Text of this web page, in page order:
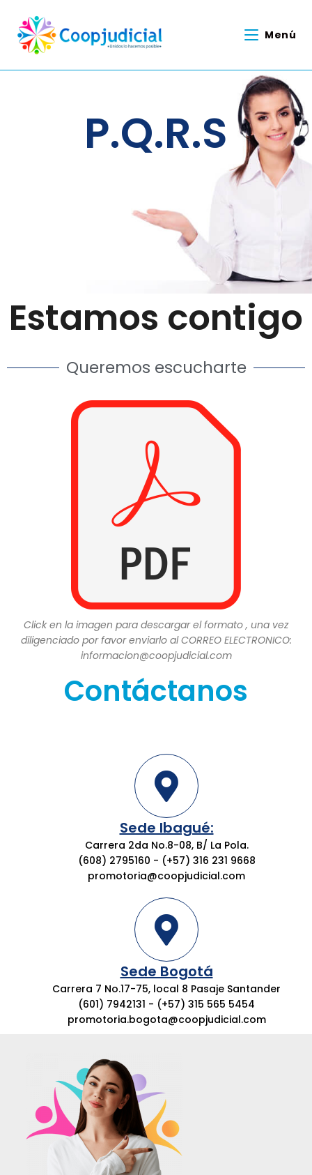
Menú
P.Q.R.S
Estamos contigo
Queremos escucharte
Click en la imagen para descargar el formato , una vez
diligenciado por favor enviarlo al CORREO ELECTRONICO:
informacion@coopjudicial.com
Contáctanos
Sede Ibagué:
Carrera 2da No.8-08, B/ La Pola.
(608) 2795160 - (+57) 316 231 9668
promotoria@coopjudicial.com
Sede Bogotá
Carrera 7 No.17-75, local 8 Pasaje Santander
(601) 7942131 - (+57) 315 565 5454
promotoria.bogota@coopjudicial.com